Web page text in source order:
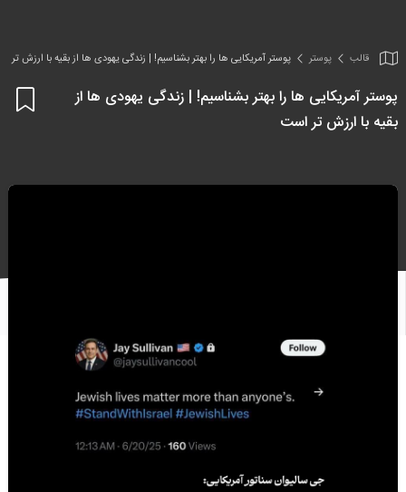
قالب پوستر پوستر آمریکایی ها را بهتر بشناسیم! | زندگی یهودی ها از بقیه با ارزش تر
پوستر آمریکایی ها را بهتر بشناسیم! | زندگی یهودی ها از
بقیه با ارزش تر است